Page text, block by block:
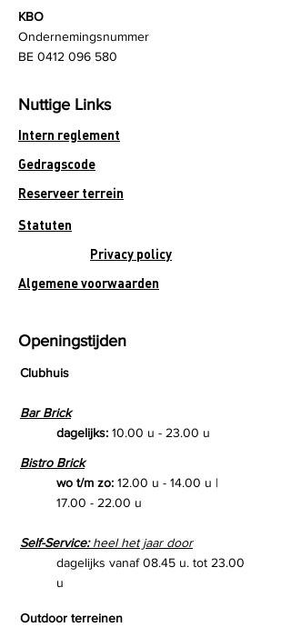
KBO
Ondernemingsnummer
BE 0412 096 580
Nuttige Links
Intern reglement
Gedragscode
Reserveer terrein
Statuten
Privacy policy
Algemene voorwaarden
Openingstijden
Clubhuis
Bar Brick
dagelijks: 10.00 u - 23.00 u
Bistro Brick
wo t/m zo: 12.00 u - 14.00 u |
17.00 - 22.00 u
Self-Service:heel het jaar door
dagelijks vanaf 08.45 u. tot 23.00
u
Outdoor terreinen